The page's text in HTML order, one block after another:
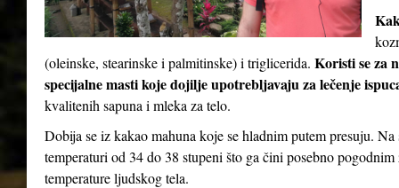
(oleinske, stearinske i palmitinske) i triglicerida. Koristi se za
specijalne masti koje dojilje upotrebljavaju za lečenje
kvalitenih sapuna i mleka za telo.
Dobija se iz kakao mahuna koje se hladnim putem presuju.
temperaturi od 34 do 38 stupeni što ga čini posebno
temperature ljudskog tela.